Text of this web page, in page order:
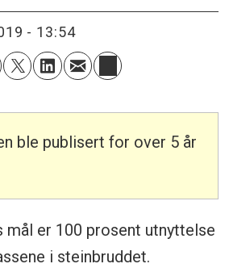
- 13:54
ble publisert for over 5 år
mål er 100 prosent utnyttelse
i steinbruddet.